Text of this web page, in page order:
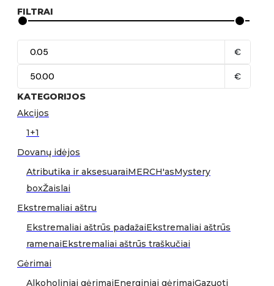
FILTRAI
€
€
KATEGORIJOS
Akcijos
1+1
Dovanų idėjos
Atributika ir aksesuaraiMERCH'asMystery
boxŽaislai
Ekstremaliai aštru
Ekstremaliai aštrūs padažaiEkstremaliai aštrūs
ramenaiEkstremaliai aštrūs traškučiai
Gėrimai
Alkoholiniai gėrimaiEnerginiai gėrimaiGazuoti